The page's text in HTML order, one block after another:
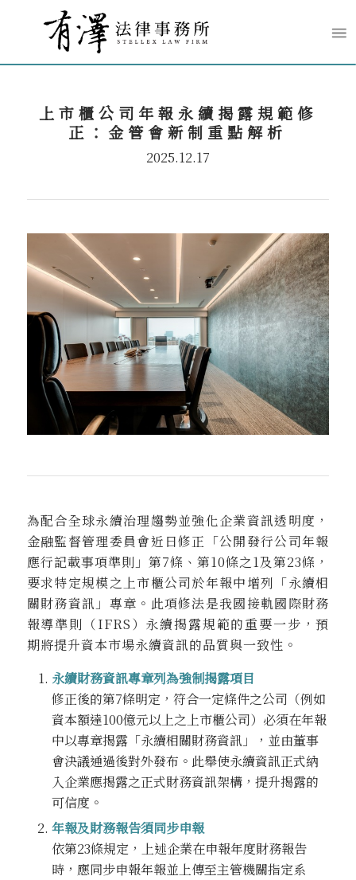
上市櫃公司年報永續揭露規範修
正：金管會新制重點解析
2025.12.17
為配合全球永續治理趨勢並強化企業資訊透明度，
金融監督管理委員會近日修正「公開發行公司年報
應行記載事項準則」第7條、第10條之1及第23條，
要求特定規模之上市櫃公司於年報中增列「永續相
關財務資訊」專章。此項修法是我國接軌國際財務
報導準則（IFRS）永續揭露規範的重要一步，預
期將提升資本市場永續資訊的品質與一致性。
永續財務資訊專章列為強制揭露項目
修正後的第7條明定，符合一定條件之公司（例如
資本額達100億元以上之上市櫃公司）必須在年報
中以專章揭露「永續相關財務資訊」，並由董事
會決議通過後對外發布。此舉使永續資訊正式納
入企業應揭露之正式財務資訊架構，提升揭露的
可信度。
年報及財務報告須同步申報
依第23條規定，上述企業在申報年度財務報告
時，應同步申報年報並上傳至主管機關指定系